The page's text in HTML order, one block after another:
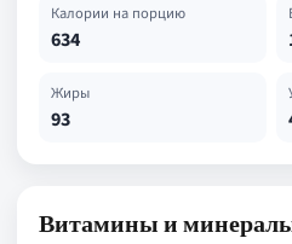
Калории на порцию
634
Жиры
93
Витамины и